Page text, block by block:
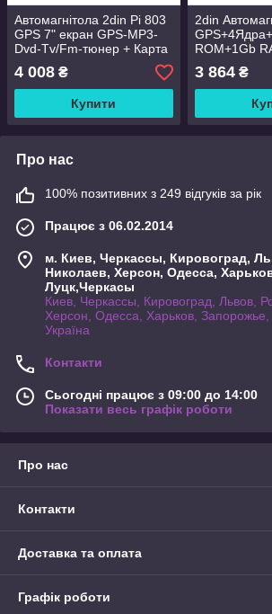
Автомагнітола 2din Pi 803
GPS 7" екран GPS-MP3-
Dvd-Tv/Fm-тюнер + Карта
навігації
4 008 ₴
Купити
2din
ROM+1Gb
3 864₴
Про нас
100% позитивних з 249 відгуків за рік
Працює з 06.02.2014
м. Киев, Черкассы, Кировоград,
Николаев, Херсон, Одесса,
Луцк,Черкасы
Киев, Черкассы, Кировоград, Львов,
Херсон, Одесса, Харьков,
Україна
Контакти
Сьогодні працює з 09:00 до 14:00
Показати весь графік роботи
Про нас
Контакти
Доставка та оплата
Графік роботи